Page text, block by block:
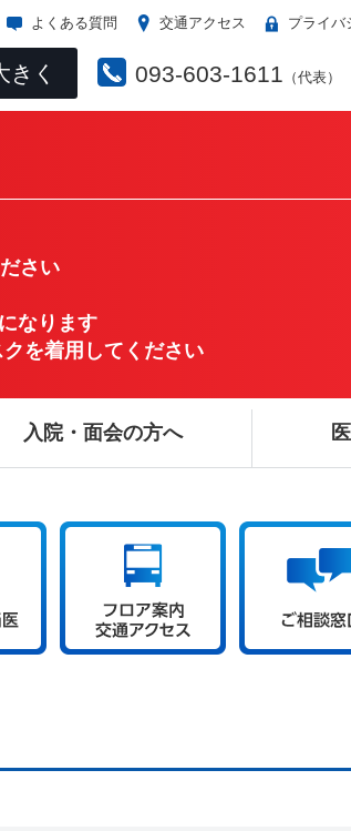
よくある質問 交通アクセス プライバ
きく 093-603-1611 （代表）
さい
なります
を着用してください
入院・面会の方へ